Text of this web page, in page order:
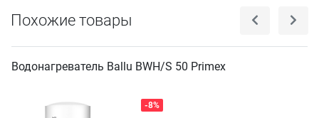
Похожие товары
Водонагреватель Ballu BWH/S 50 Primex
-8%